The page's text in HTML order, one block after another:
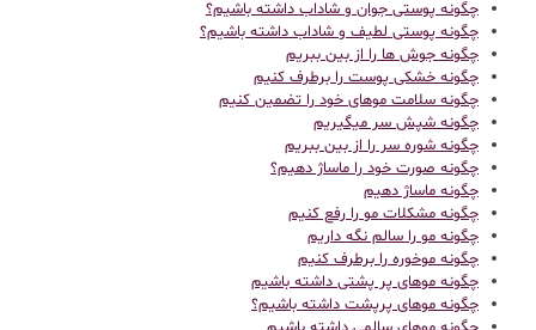
چگونه پوستی جوان و شاداب داشته باشیم؟
چگونه پوستی لطیف و شاداب داشته باشیم؟
چگونه جوش ها را از بین ببریم
چگونه خشکی پوست را برطرف کنیم
چگونه سلامت موهای خود را تضمین کنیم
چگونه شپش سر میگیریم
چگونه شوره سر را از بین ببریم
چگونه صورت خود را ماساژ دهیم؟
چگونه ماساژ دهیم
چگونه مشکلات مو را رفع کنیم
چگونه مو را سالم نگه داریم
چگونه موخوره را برطرف کنیم
چگونه موهای پر پشتی داشته باشیم
چگونه موهای پرپشت داشته باشیم؟